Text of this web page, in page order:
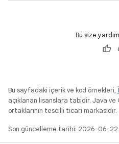
Bu size
Bu sayfadaki içerik ve kod örnekleri,
açıklanan lisanslara tabidir. Java
ortaklarının tescilli ticari markasıdır.
Son güncelleme tarihi: 2026-06-22